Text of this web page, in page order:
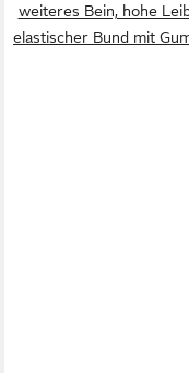
weiteres Bein, hohe
elastischer Bund mit